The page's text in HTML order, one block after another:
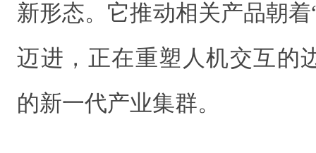
新形态。它推动相关产品朝
迈进，正在重塑人机交互的
的新一代产业集群。